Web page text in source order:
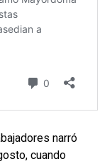
narró
cuando